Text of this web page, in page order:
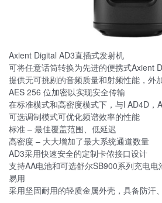
Axient Digital AD3直插式发射机
可将任意话筒转换为先进的便携式Axient
提供无可挑剔的音频质量和射频性能，外
AES 256 位加密以实现安全传输
在标准模式和高密度模式下，与l AD4D，
可选调制模式可优化频谱效率的性能
标准 – 最佳覆盖范围、低延迟
高密度 – 大大增加了最大系统通道数量
AD3采用快速安全的定制卡侬接口设计
支持AA电池和可选舒尔SB900系列充电
易用
采用坚固耐用的轻质金属外壳，具备防汗